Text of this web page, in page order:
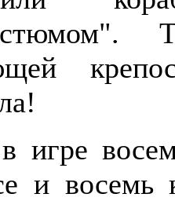
игре
и восемь